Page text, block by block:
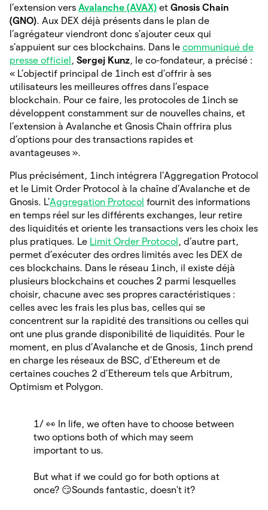
l’extension vers Avalanche (AVAX) et Gnosis Chain
(GNO). Aux DEX déjà présents dans le plan de
l’agrégateur viendront donc s’ajouter ceux qui
s’appuient sur ces blockchains. Dans le communiqué de
presse officiel , Sergej Kunz, le co-fondateur, a précisé :
« L’objectif principal de 1inch est d’offrir à ses
utilisateurs les meilleures offres dans l’espace
blockchain. Pour ce faire, les protocoles de 1inch se
développent constamment sur de nouvelles chains, et
l’extension à Avalanche et Gnosis Chain offrira plus
d’options pour des transactions rapides et
avantageuses ».
Plus précisément, 1inch intégrera l’Aggregation Protocol
et le Limit Order Protocol à la chaîne d’Avalanche et de
Gnosis. L’Aggregation Protocol fournit des informations
en temps réel sur les différents exchanges, leur retire
des liquidités et oriente les transactions vers les choix les
plus pratiques. Le Limit Order Protocol , d’autre part,
permet d’exécuter des ordres limités avec les DEX de
ces blockchains. Dans le réseau 1inch, il existe déjà
plusieurs blockchains et couches 2 parmi lesquelles
choisir, chacune avec ses propres caractéristiques :
celles avec les frais les plus bas, celles qui se
concentrent sur la rapidité des transitions ou celles qui
ont une plus grande disponibilité de liquidités. Pour le
moment, en plus d’Avalanche et de Gnosis, 1inch prend
en charge les réseaux de BSC, d’Ethereum et de
certaines couches 2 d’Ethereum tels que Arbitrum,
Optimism et Polygon.
1/ 👀 In life, we often have to choose between
two options both of which may seem
important to us.
But what if we could go for both options at
once? 😏Sounds fantastic, doesn't it?